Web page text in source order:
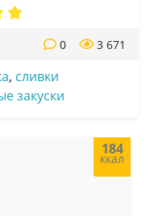
3 671
0
, сливки
закуски
184
ккал